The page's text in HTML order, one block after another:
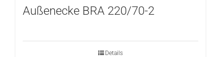
Außenecke BRA 220/70-2
Details